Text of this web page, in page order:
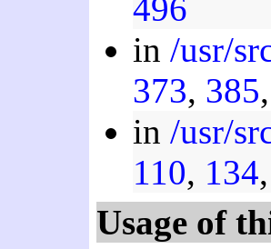
496
in /usr/
373, 385
in /usr/
110, 134
Usage of